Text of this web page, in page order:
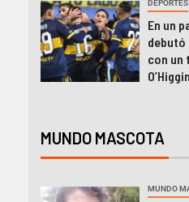
DEPORTES
En un
debutó
con un
MUNDO MASCOTA
MUNDO